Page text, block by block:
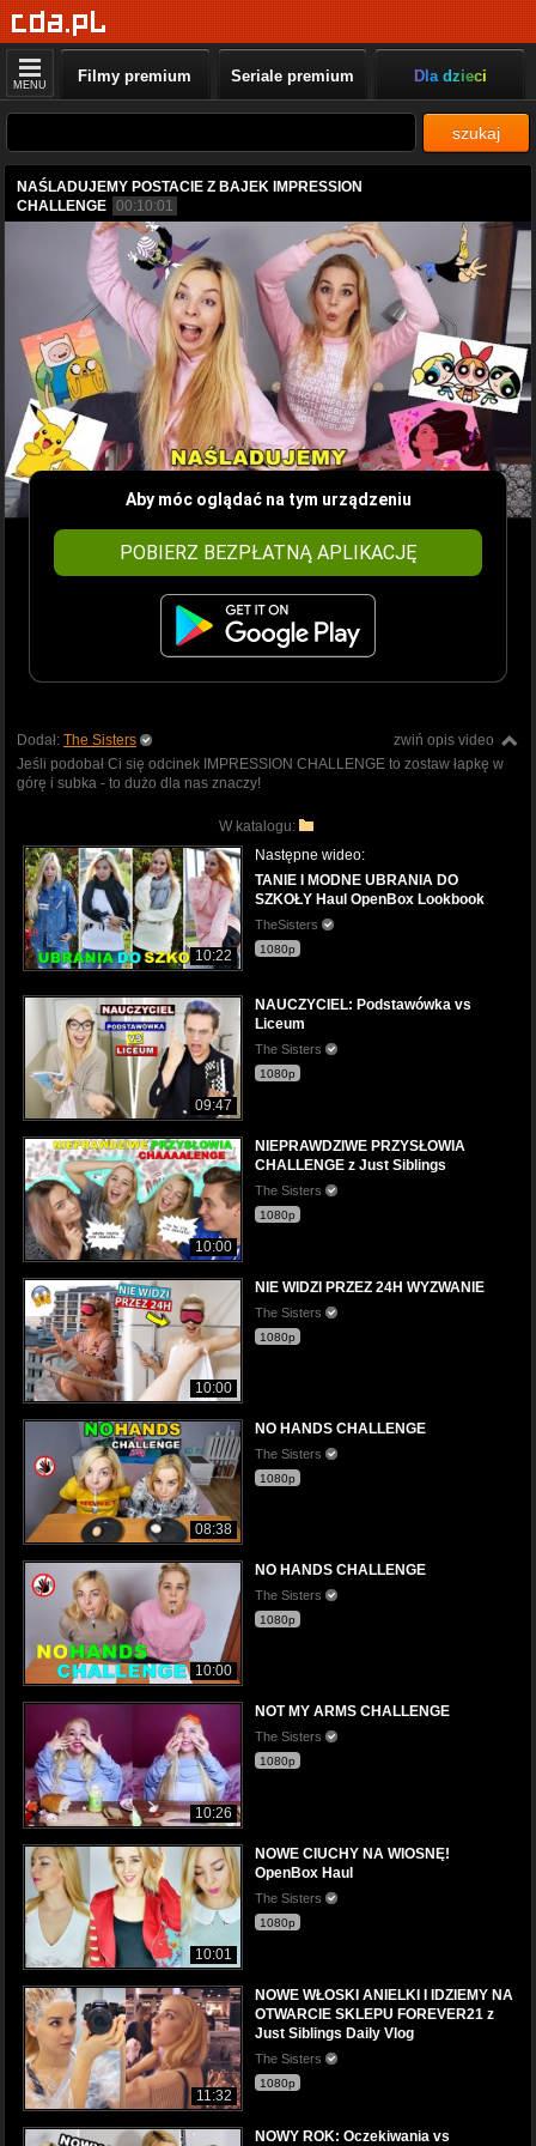
MENU Filmy premium Seriale premium Dla dzieci
szukaj
NAŚLADUJEMY POSTACIE Z BAJEK IMPRESSION
CHALLENGE 00:10:01
Aby móc oglądać na tym urządzeniu
POBIERZ BEZPŁATNĄ APLIKACJĘ
zwiń opis video
Dodał: The Sisters
Jeśli podobał Ci się odcinek IMPRESSION CHALLENGE to zostaw łapkę w
górę i subka - to dużo dla nas znaczy!
W katalogu:
10:22
Następne wideo:
TANIE I MODNE UBRANIA DO
SZKOŁY Haul OpenBox Lookbook
TheSisters
1080p
09:47
NAUCZYCIEL: Podstawówka vs
Liceum
The Sisters
1080p
10:00
NIEPRAWDZIWE PRZYSŁOWIA
CHALLENGE z Just Siblings
The Sisters
1080p
10:00
NIE WIDZI PRZEZ 24H WYZWANIE
The Sisters
1080p
08:38
NO HANDS CHALLENGE
The Sisters
1080p
10:00
NO HANDS CHALLENGE
The Sisters
1080p
10:26
NOT MY ARMS CHALLENGE
The Sisters
1080p
10:01
NOWE CIUCHY NA WIOSNĘ!
OpenBox Haul
The Sisters
1080p
11:32
NOWE WŁOSKI ANIELKI I IDZIEMY NA
OTWARCIE SKLEPU FOREVER21 z
Just Siblings Daily Vlog
The Sisters
1080p
NOWY ROK: Oczekiwania vs